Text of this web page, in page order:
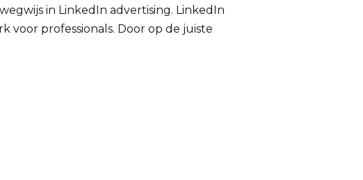
in LinkedIn advertising. LinkedIn
voor professionals. Door op de juiste